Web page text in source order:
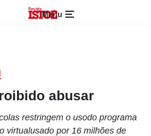
Menu
abusar
restringem o usodo programa
virtualusado por 16 milhões de